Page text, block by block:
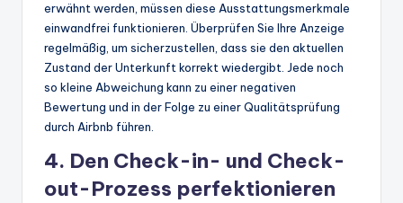
erwähnt werden, müssen diese Ausstattungsmerkmale
einwandfrei funktionieren. Überprüfen Sie Ihre Anzeige
regelmäßig, um sicherzustellen, dass sie den aktuellen
Zustand der Unterkunft korrekt wiedergibt. Jede noch
so kleine Abweichung kann zu einer negativen
Bewertung und in der Folge zu einer Qualitätsprüfung
durch Airbnb führen.
4. Den Check-in- und Check-
out-Prozess perfektionieren